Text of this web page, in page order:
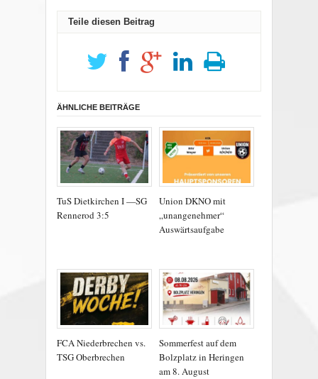
Teile diesen Beitrag
ÄHNLICHE BEITRÄGE
TuS Dietkirchen I —SG
Rennerod 3:5
Union DKNO mit
„unangenehmer“
Auswärtsaufgabe
FCA Niederbrechen vs.
TSG Oberbrechen
Sommerfest auf dem
Bolzplatz in Heringen
am 8. August